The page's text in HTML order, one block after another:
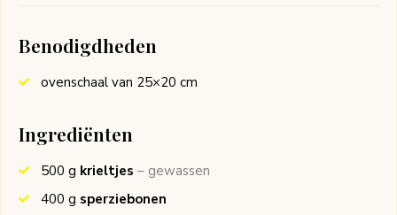
Benodigdheden
ovenschaal van 25×20 cm
Ingrediënten
500 g krieltjes – gewassen
400 g sperziebonen